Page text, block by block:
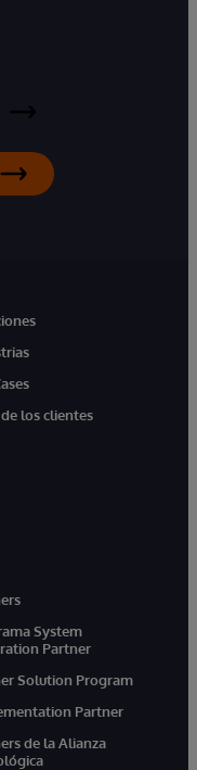
los clientes
System
Partner
Solution Program
Partner
de la Alianza